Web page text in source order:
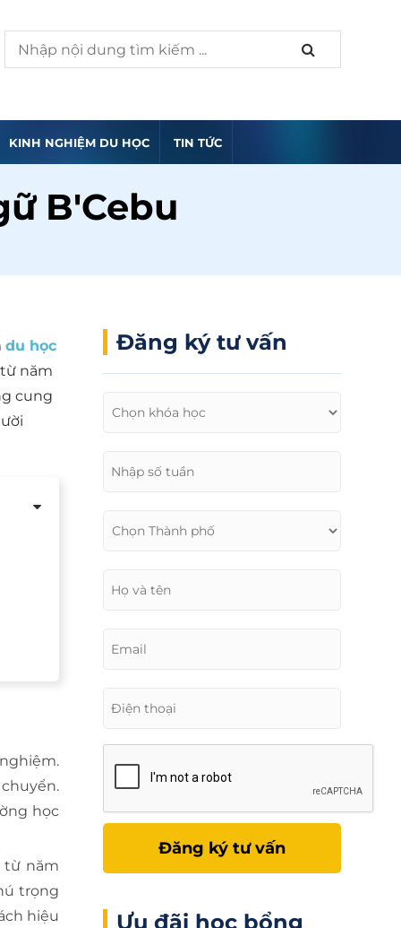
KINH NGHIỆM DU HỌC TIN TỨC
B'Cebu
du học
năm
cung
học
từ năm
trọng
hiệu
Đăng ký tư vấn
Đăng ký tư vấn
Ưu đãi học bổng